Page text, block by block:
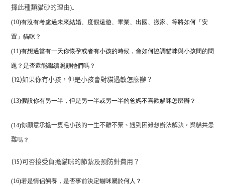
擇此種類貓砂的理由)。
(10)有沒有考慮過未來結婚、度假遠遊、畢業、出國、搬家、等將如何「安
置」貓咪？
(11)有想過當有一天你懷孕或者有小孩的時候， 會如何協調貓咪與小孩間的問
題？是否還能繼續照顧牠們嗎？
(12)如果你有小孩，但是小孩會對貓過敏怎麼辦？
(13)假設你有另一半，但是另一半或另一半的爸媽不喜歡貓咪怎麼辦？
(14)你願意承擔一隻毛小孩的一生不離不棄、遇到困難想辦法解決，與貓共患
難嗎？
(15)可否接受負擔貓咪的節紮及預防針費用？
(16)若是情侶飼養，是否事前決定貓咪屬於何人？